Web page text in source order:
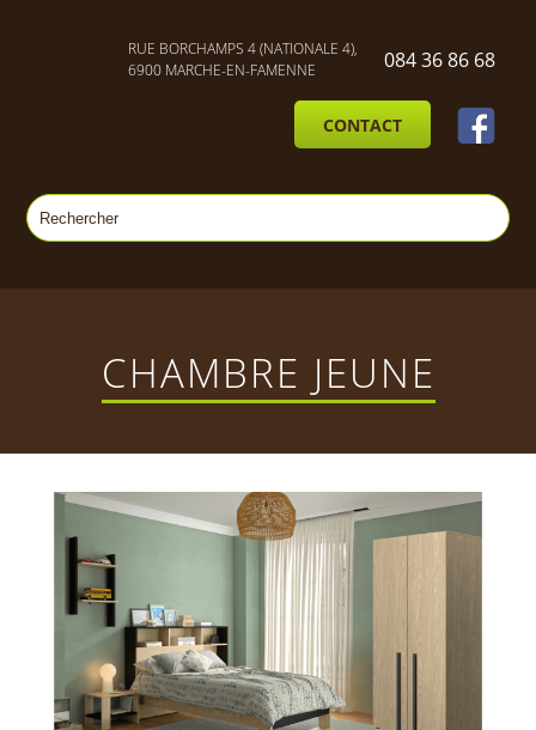
RUE BORCHAMPS 4 (NATIONALE 4),
6900 MARCHE-EN-FAMENNE
084 36 86 68
CONTACT
CHAMBRE JEUNE